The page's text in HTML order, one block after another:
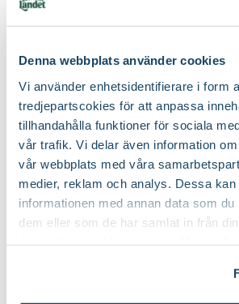
Denna webbplats använder cookies
Vi använder enhetsidentifierare i form
tredjepartscokies för att anpassa
tillhandahålla funktioner för sociala
vår trafik. Vi delar även information
vår webbplats med våra
medier, reklam och analys. Dessa
informationen med annan data som du
dem eller som de har samlat in från
Produktspecifikation
Material Glas
Höjd 14 cm
Färg Guld, Röd
Diameter 7 cm
Art nr 102488
Du kanske också gillar
3 för 99:-